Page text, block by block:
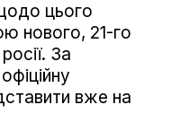
цього
нового, 21-го
За
вже на